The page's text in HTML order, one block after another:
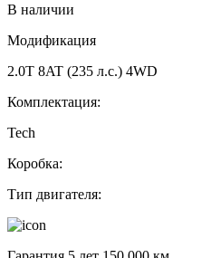
В наличии
Модификация
2.0T 8AT (235 л.с.) 4WD
Комплектация:
Tech
Коробка:
Тип двигателя: